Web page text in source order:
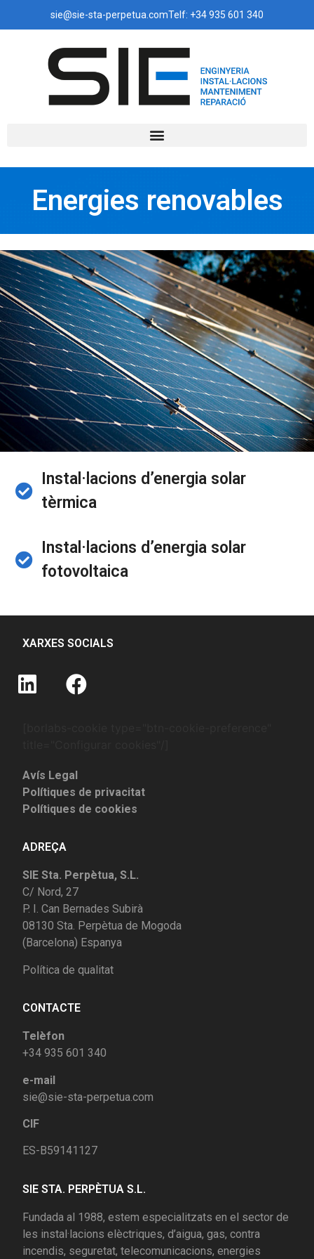
sie@sie-sta-perpetua.comTelf: +34 935 601 340
Energies renovables
Instal·lacions d’energia solar
tèrmica
Instal·lacions d’energia solar
fotovoltaica
XARXES SOCIALS
Avís Legal
Polítiques de privacitat
Polítiques de cookies
ADREÇA
SIE Sta. Perpètua, S.L.
C/ Nord, 27
P. I. Can Bernades Subirà
08130 Sta. Perpètua de Mogoda
(Barcelona) Espanya
Política de qualitat
CONTACTE
Telèfon
+34 935 601 340
e-mail
sie@sie-sta-perpetua.com
CIF
ES-B59141127
SIE STA. PERPÈTUA S.L.
Fundada al 1988, estem especialitzats en el sector de
les instal·lacions elèctriques, d’aigua, gas, contra
incendis, seguretat, telecomunicacions, energies